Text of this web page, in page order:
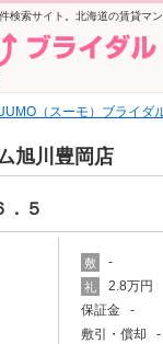
検索サイト。北海道の賃貸マ
（スーモ）ブライダ
旭川豊岡店
．５
敷 -
礼
2.8万円
保証金 -
敷引・償却 -